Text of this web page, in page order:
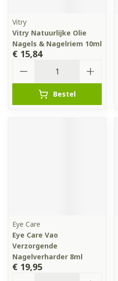
Vitry
Vitry Natuurlijke Olie
Nagels & Nagelriem 10ml
€ 15,84
Bestel
Eye Care
Eye Care Vao
Verzorgende
Nagelverharder 8ml
€ 19,95